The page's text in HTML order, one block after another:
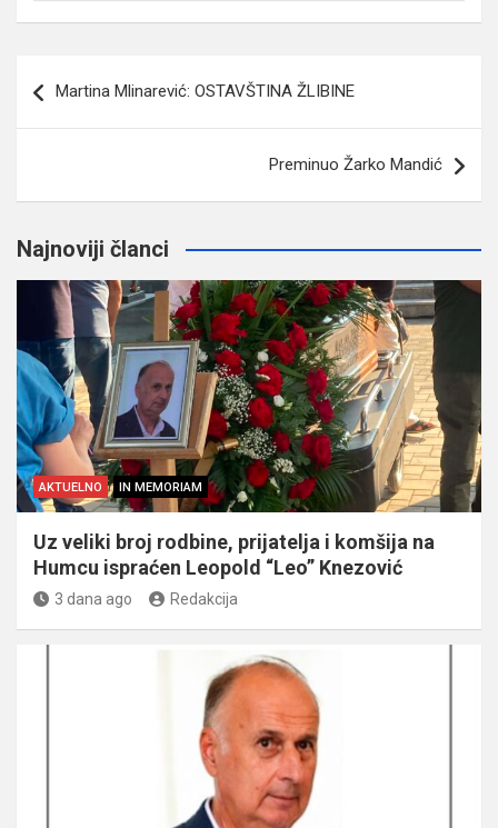
članaka
Martina Mlinarević: OSTAVŠTINA ŽLIBINE
Preminuo Žarko Mandić
Najnoviji članci
AKTUELNO IN MEMORIAM
Uz veliki broj rodbine, prijatelja i komšija na
Humcu ispraćen Leopold “Leo” Knezović
3 dana ago Redakcija